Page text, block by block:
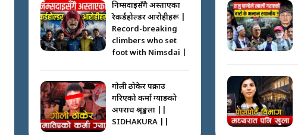
निम्सदाइसँगै अस्ताएका
रेकर्डहोल्डर आरोहीहरू |
Record-breaking
climbers who set
foot with Nimsdai |
गोली ठोकेर पक्राउ
गरिएको कर्मा ग्याङको
अपराध श्रृङ्खला ||
SIDHAKURA ||